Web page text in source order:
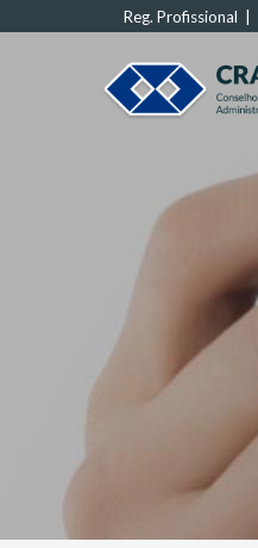
Reg. Profissional